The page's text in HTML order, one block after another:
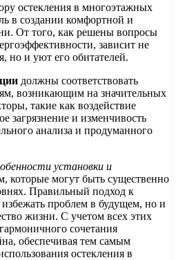
остекления в многоэтажных
в создании комфортной и
От того, как решены вопросы
зависит не
но и уют его обитателей.
должны соответствовать
возникающим на значительных
такие как воздействие
загрязнение и изменчивость
анализа и продуманного
установки и
которые могут быть существенно
Правильный подход к
проблем в будущем, но и
жизни. С учетом всех этих
сочетания
обеспечивая тем самым
остекления в